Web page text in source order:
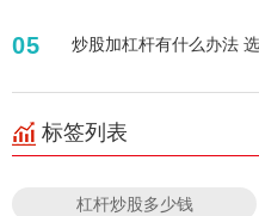
05 炒股加杠杆有什么办法
标签列表
杠杆炒股多少钱